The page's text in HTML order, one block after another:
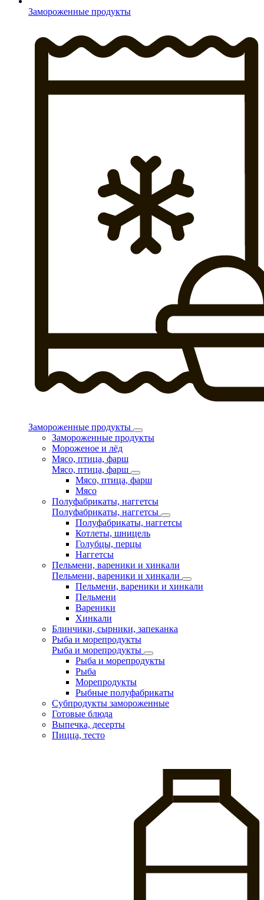
Замороженные продукты
Замороженные продукты
Замороженные продукты
Мороженое и лёд
Мясо, птица, фарш
Мясо, птица, фарш
Мясо, птица, фарш
Мясо
Полуфабрикаты, наггетсы
Полуфабрикаты, наггетсы
Полуфабрикаты, наггетсы
Котлеты, шницель
Голубцы, перцы
Наггетсы
Пельмени, вареники и хинкали
Пельмени, вареники и хинкали
Пельмени, вареники и хинкали
Пельмени
Вареники
Хинкали
Блинчики, сырники, запеканка
Рыба и морепродукты
Рыба и морепродукты
Рыба и морепродукты
Рыба
Морепродукты
Рыбные полуфабрикаты
Субпродукты замороженные
Готовые блюда
Выпечка, десерты
Пицца, тесто